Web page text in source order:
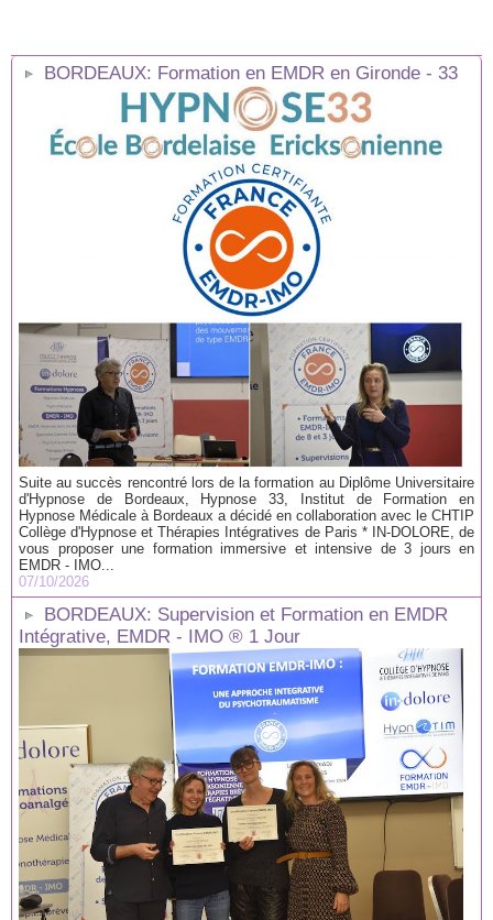
BORDEAUX: Formation en EMDR en Gironde - 33
Suite au succès rencontré lors de la formation au Diplôme Universitaire
d'Hypnose de Bordeaux, Hypnose 33, Institut de Formation en
Hypnose Médicale à Bordeaux a décidé en collaboration avec le CHTIP
Collège d'Hypnose et Thérapies Intégratives de Paris * IN-DOLORE, de
vous proposer une formation immersive et intensive de 3 jours en
EMDR - IMO...
07/10/2026
BORDEAUX: Supervision et Formation en EMDR
Intégrative, EMDR - IMO ® 1 Jour